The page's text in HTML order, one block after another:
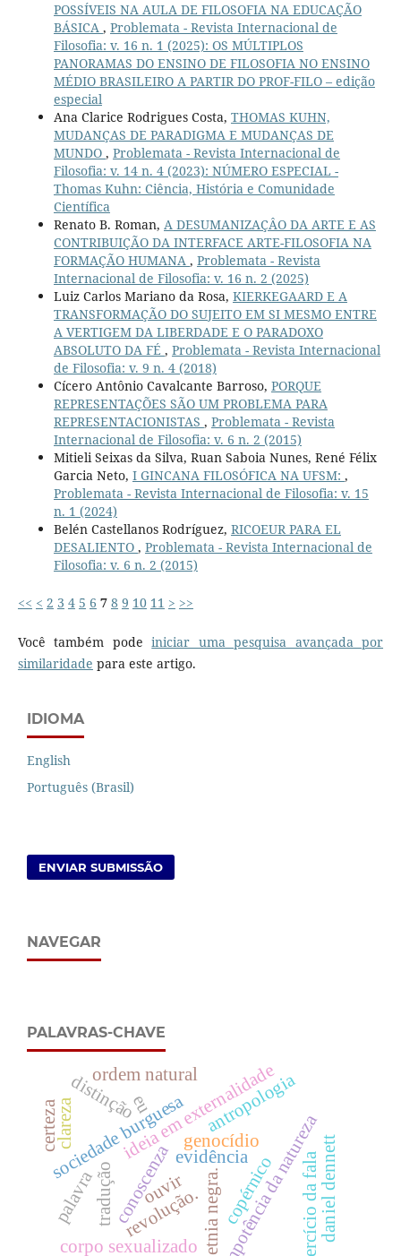
POSSÍVEIS NA AULA DE FILOSOFIA NA EDUCAÇÃO
BÁSICA , Problemata - Revista Internacional de
Filosofia: v. 16 n. 1 (2025): OS MÚLTIPLOS
PANORAMAS DO ENSINO DE FILOSOFIA NO ENSINO
MÉDIO BRASILEIRO A PARTIR DO PROF-FILO – edição
especial
Ana Clarice Rodrigues Costa, THOMAS KUHN,
MUDANÇAS DE PARADIGMA E MUDANÇAS DE
MUNDO , Problemata - Revista Internacional de
Filosofia: v. 14 n. 4 (2023): NÚMERO ESPECIAL -
Thomas Kuhn: Ciência, História e Comunidade
Científica
Renato B. Roman, A DESUMANIZAÇÂO DA ARTE E AS
CONTRIBUIÇÃO DA INTERFACE ARTE-FILOSOFIA NA
FORMAÇÃO HUMANA , Problemata - Revista
Internacional de Filosofia: v. 16 n. 2 (2025)
Luiz Carlos Mariano da Rosa, KIERKEGAARD E A
TRANSFORMAÇÃO DO SUJEITO EM SI MESMO ENTRE
A VERTIGEM DA LIBERDADE E O PARADOXO
ABSOLUTO DA FÉ , Problemata - Revista Internacional
de Filosofia: v. 9 n. 4 (2018)
Cícero Antônio Cavalcante Barroso, PORQUE
REPRESENTAÇÕES SÃO UM PROBLEMA PARA
REPRESENTACIONISTAS , Problemata - Revista
Internacional de Filosofia: v. 6 n. 2 (2015)
Mitieli Seixas da Silva, Ruan Saboia Nunes, René Félix
Garcia Neto, I GINCANA FILOSÓFICA NA UFSM: ,
Problemata - Revista Internacional de Filosofia: v. 15
n. 1 (2024)
Belén Castellanos Rodríguez, RICOEUR PARA EL
DESALIENTO , Problemata - Revista Internacional de
Filosofia: v. 6 n. 2 (2015)
<< < 2 3 4 5 6 7 8 9 10 11 > >>
Você também podeiniciar uma pesquisa avançada por
similaridade para este artigo.
IDIOMA
English
Português (Brasil)
ENVIAR SUBMISSÃO
NAVEGAR
PALAVRAS-CHAVE
conoscenza etnia negra.
evidênciaimpotência da natureza
ideia em externalidade
sociedade burguesa
corpo sexualizado
genocídio
antropologia
tradução exercício da fala
distinção
palavra revolução. copérnico
ordem natural
clareza
certeza
daniel dennett
ouvir
eu